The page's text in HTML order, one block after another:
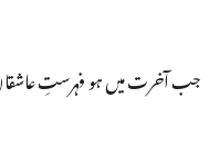
جب آخرت میں ہو فہرستِ عاشقاں